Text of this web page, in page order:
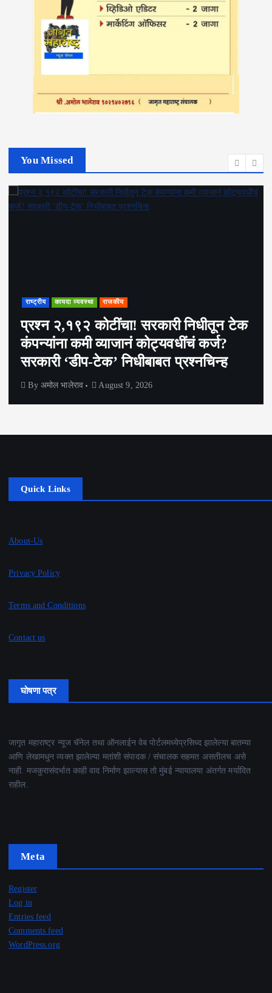
You Missed
राष्ट्रीय कायदा व्यवस्था राजकीय
प्रश्न २,१९२ कोटींचा! सरकारी निधीतून टेक
कंपन्यांना कमी व्याजानं कोट्यवधींचं कर्ज?
सरकारी ‘डीप-टेक’ निधीबाबत प्रश्नचिन्ह
By अमोल भालेराव August 9, 2026
Quick Links
About-Us
Privacy Policy
Terms and Conditions
Contact us
घोषणा पत्र
जागृत महाराष्ट्र न्यूज चॅनेल तथा ऑनलाईन वेब पोर्टलमध्येप्रसिध्द झालेल्या बातम्या
आणि लेखामधुन व्यक्त झालेल्या मतांशी संपादक / संचालक सहमत असतीलच असे
नाही. मजकुरासंदर्भात काही वाद निर्माण झाल्यास तो मुंबई न्यायालया अंतर्गत मर्यादित
राहील.
Meta
Register
Log in
Entries feed
Comments feed
WordPress.org